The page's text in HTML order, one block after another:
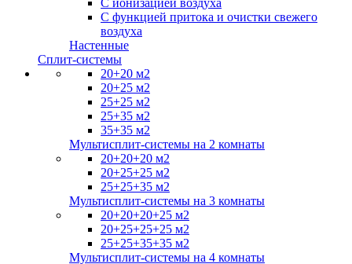
С ионизацией воздуха
С функцией притока и очистки свежего
воздуха
Настенные
Сплит-системы
20+20 м2
20+25 м2
25+25 м2
25+35 м2
35+35 м2
Мультисплит-системы на 2 комнаты
20+20+20 м2
20+25+25 м2
25+25+35 м2
Мультисплит-системы на 3 комнаты
20+20+20+25 м2
20+25+25+25 м2
25+25+35+35 м2
Мультисплит-системы на 4 комнаты